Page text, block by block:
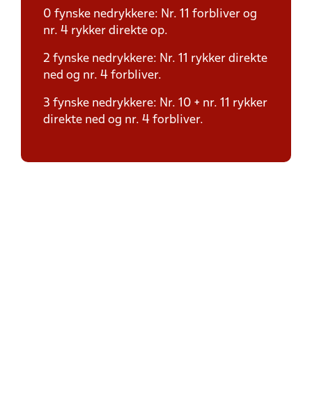
0 fynske nedrykkere: Nr. 11 forbliver og
nr. 4 rykker direkte op.
2 fynske nedrykkere: Nr. 11 rykker direkte
ned og nr. 4 forbliver.
3 fynske nedrykkere: Nr. 10 + nr. 11 rykker
direkte ned og nr. 4 forbliver.